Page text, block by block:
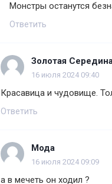
Монстры останутся
Ответить
Золотая
16 июля 2024 09:40
Красавица и чудовище.
Ответить
Мода
16 июля 2024 09:09
а в мечеть он ходил ?